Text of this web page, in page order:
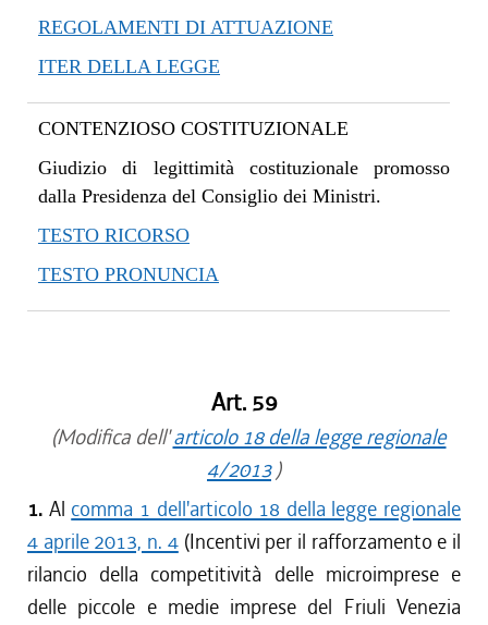
REGOLAMENTI DI ATTUAZIONE
ITER DELLA LEGGE
CONTENZIOSO COSTITUZIONALE
Giudizio di legittimità costituzionale promosso
dalla Presidenza del Consiglio dei Ministri.
TESTO RICORSO
TESTO PRONUNCIA
Art. 59
(Modifica dell'articolo 18 della legge regionale
4/2013)
1. Al comma 1 dell'articolo 18 della legge regionale
4 aprile 2013, n. 4(Incentivi per il rafforzamento e il
rilancio della competitività delle microimprese e
delle piccole e medie imprese del Friuli Venezia